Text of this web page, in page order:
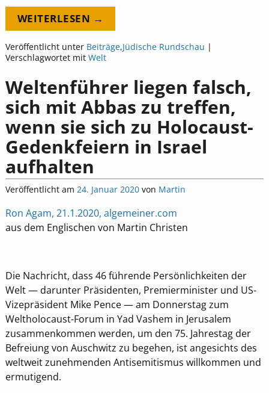
WEITERLESEN →
Veröffentlicht unter Beiträge,Jüdische Rundschau |
Verschlagwortet mit Welt
Weltenführer liegen falsch,
sich mit Abbas zu treffen,
wenn sie sich zu Holocaust-
Gedenkfeiern in Israel
aufhalten
Veröffentlicht am 24. Januar 2020 von Martin
Ron Agam, 21.1.2020, algemeiner.com
aus dem Englischen von Martin Christen
Die Nachricht, dass 46 führende Persönlichkeiten der
Welt — darunter Präsidenten, Premierminister und US-
Vizepräsident Mike Pence — am Donnerstag zum
Weltholocaust-Forum in Yad Vashem in Jerusalem
zusammenkommen werden, um den 75. Jahrestag der
Befreiung von Auschwitz zu begehen, ist angesichts des
weltweit zunehmenden Antisemitismus willkommen und
ermutigend.